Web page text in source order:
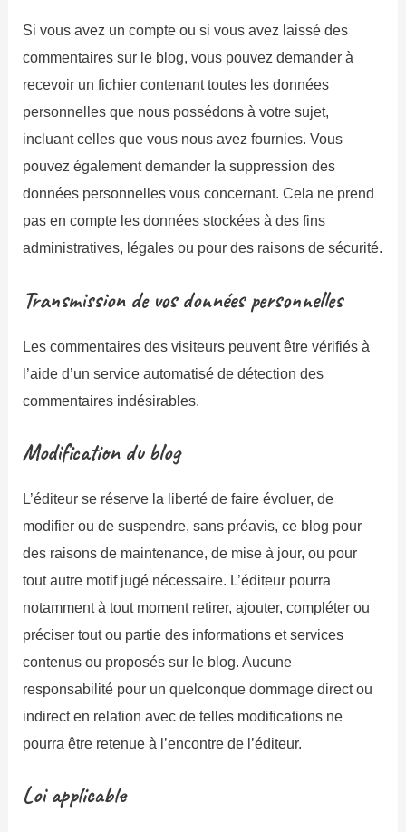
Si vous avez un compte ou si vous avez laissé des
commentaires sur le blog, vous pouvez demander à
recevoir un fichier contenant toutes les données
personnelles que nous possédons à votre sujet,
incluant celles que vous nous avez fournies. Vous
pouvez également demander la suppression des
données personnelles vous concernant. Cela ne prend
pas en compte les données stockées à des fins
administratives, légales ou pour des raisons de sécurité.
Transmission de vos données personnelles
Les commentaires des visiteurs peuvent être vérifiés à
l’aide d’un service automatisé de détection des
commentaires indésirables.
Modification du blog
L’éditeur se réserve la liberté de faire évoluer, de
modifier ou de suspendre, sans préavis, ce blog pour
des raisons de maintenance, de mise à jour, ou pour
tout autre motif jugé nécessaire. L’éditeur pourra
notamment à tout moment retirer, ajouter, compléter ou
préciser tout ou partie des informations et services
contenus ou proposés sur le blog. Aucune
responsabilité pour un quelconque dommage direct ou
indirect en relation avec de telles modifications ne
pourra être retenue à l’encontre de l’éditeur.
Loi applicable